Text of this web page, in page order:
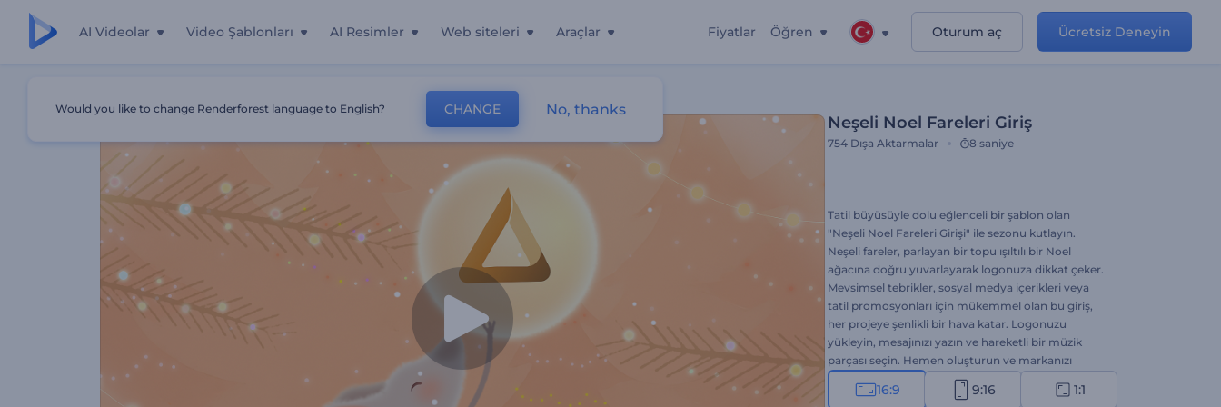
AI Videolar Video Şablonları AI Resimler Web siteleri Araçlar Fiyatlar Öğren Oturum aç Ücretsiz Deneyin
Neşeli Noel Fareleri Giriş
754 Dışa Aktarmalar 8 saniye
Tatil büyüsüyle dolu eğlenceli bir şablon olan
"Neşeli Noel Fareleri Girişi" ile sezonu kutlayın.
Neşeli fareler, parlayan bir topu ışıltılı bir Noel
ağacına doğru yuvarlayarak logonuza dikkat çeker.
Mevsimsel tebrikler, sosyal medya içerikleri veya
tatil promosyonları için mükemmel olan bu giriş,
her projeye şenlikli bir hava katar. Logonuzu
yükleyin, mesajınızı yazın ve hareketli bir müzik
parçası seçin. Hemen oluşturun ve markanızı
parlatın!
16:9 9:16 1:1
Would you like to change Renderforest language to English? CHANGE No, thanks